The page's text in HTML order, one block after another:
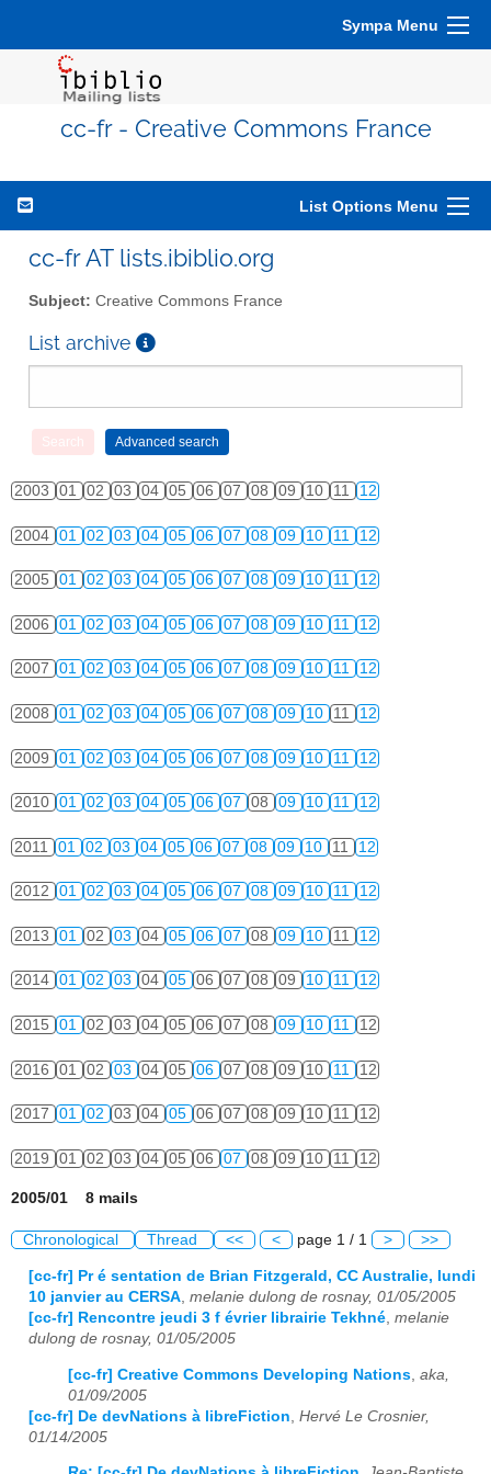
Sympa Menu
cc-fr - Creative Commons France
List Options Menu
cc-fr AT lists.ibiblio.org
Subject: Creative Commons France
List archive
2003 01 02 03 04 05 06 07 08 09 10 11 12
2004 01 02 03 04 05 06 07 08 09 10 11 12
2005 01 02 03 04 05 06 07 08 09 10 11 12
2006 01 02 03 04 05 06 07 08 09 10 11 12
2007 01 02 03 04 05 06 07 08 09 10 11 12
2008 01 02 03 04 05 06 07 08 09 10 11 12
2009 01 02 03 04 05 06 07 08 09 10 11 12
2010 01 02 03 04 05 06 07 08 09 10 11 12
2011 01 02 03 04 05 06 07 08 09 10 11 12
2012 01 02 03 04 05 06 07 08 09 10 11 12
2013 01 02 03 04 05 06 07 08 09 10 11 12
2014 01 02 03 04 05 06 07 08 09 10 11 12
2015 01 02 03 04 05 06 07 08 09 10 11 12
2016 01 02 03 04 05 06 07 08 09 10 11 12
2017 01 02 03 04 05 06 07 08 09 10 11 12
2019 01 02 03 04 05 06 07 08 09 10 11 12
2005/01 8 mails
Chronological Thread << < page 1 / 1 > >>
[cc-fr] Pr é sentation de Brian Fitzgerald, CC Australie, lundi
10 janvier au CERSA, melanie dulong de rosnay, 01/05/2005
[cc-fr] Rencontre jeudi 3 f évrier librairie Tekhné, melanie
dulong de rosnay, 01/05/2005
[cc-fr] Creative Commons Developing Nations aka,
01/09/2005
[cc-fr] De devNations à libreFiction Hervé Le Crosnier,
01/14/2005